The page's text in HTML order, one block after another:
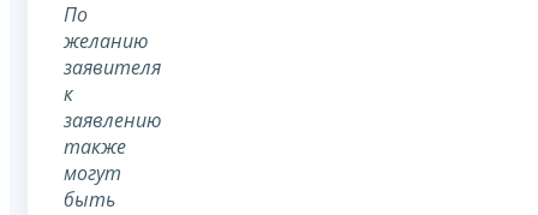
По
желанию
заявителя
к
заявлению
также
могут
быть